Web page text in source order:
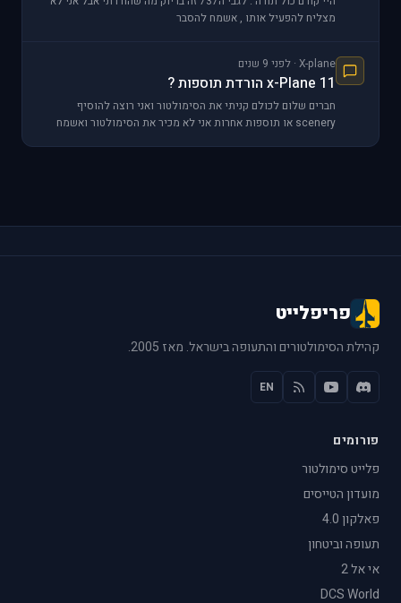
מצליח להפעיל אותו , אשמח להסבר
X-plane · לפני 9 שנים
x-Plane 11 הורדת תוספות ?
חברים שלום לכולם קניתי את הסימולטור ואני רוצה להוסיף
scenery או תוספות אחרות אני לא מכיר את הסימולטור ואשמח
פריפלייט
קהילת הסימולטורים והתעופה בישראל. מאז 2005.
EN
פורומים
פלייט סימולטור
מועדון הטייסים
פאלקון 4.0
תעופה וביטחון
אי אל 2
DCS World